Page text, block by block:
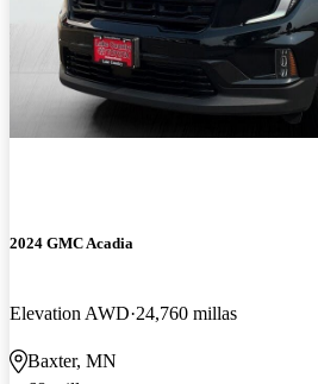
2024 GMC Acadia
Elevation AWD 24,760 millas
Baxter, MN